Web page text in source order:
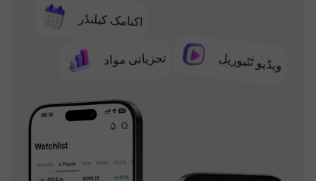
اکنامک کیلنڈر
تجزیاتی مواد ویڈیو ٹٹیوریل